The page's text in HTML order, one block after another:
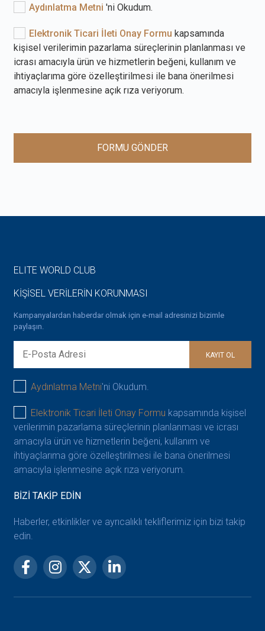
Aydınlatma Metni 'ni Okudum.
Elektronik Ticari İleti Onay Formu kapsamında
kişisel verilerimin pazarlama süreçlerinin planlanması ve
icrası amacıyla ürün ve hizmetlerin beğeni, kullanım ve
ihtiyaçlarıma göre özelleştirilmesi ile bana önerilmesi
amacıyla işlenmesine açık rıza veriyorum.
FORMU GÖNDER
ELITE WORLD CLUB
KİŞİSEL VERİLERİN KORUNMASI
Kampanyalardan haberdar olmak için e-mail adresinizi bizimle
paylaşın.
KAYIT OL
Aydınlatma Metni'ni Okudum.
Elektronik Ticari İleti Onay Formu kapsamında kişisel
verilerimin pazarlama süreçlerinin planlanması ve icrası
amacıyla ürün ve hizmetlerin beğeni, kullanım ve
ihtiyaçlarıma göre özelleştirilmesi ile bana önerilmesi
amacıyla işlenmesine açık rıza veriyorum.
BİZİ TAKİP EDİN
Haberler, etkinlikler ve ayrıcalıklı tekliflerimiz için bizi takip
edin.